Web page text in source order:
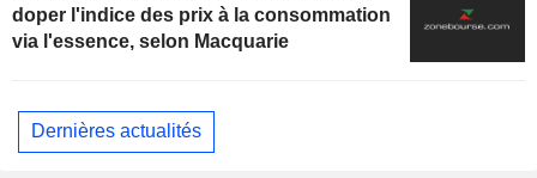
doper l'indice des prix à la consommation
via l'essence, selon Macquarie
Dernières actualités